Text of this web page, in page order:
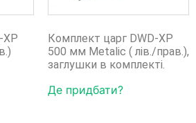
XP
Комплект царг DWD-XP
500 мм Metalic ( лів./прав.),
заглушки в комплекті.
Де придбати?